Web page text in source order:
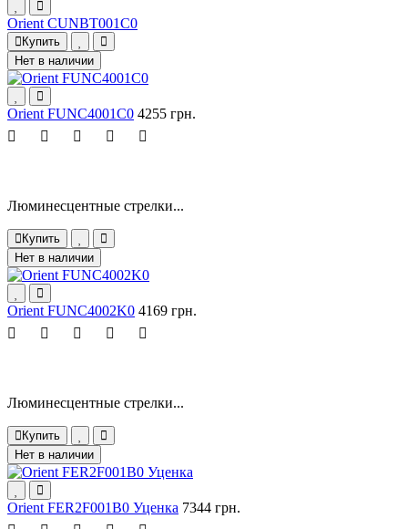
Orient CUNBT001C0
Купить
Нет в наличии
Orient FUNC4001C0 4255 грн.
Люминесцентные стрелки...
Купить
Нет в наличии
Orient FUNC4002K0 4169 грн.
Люминесцентные стрелки...
Купить
Нет в наличии
Orient FER2F001B0 Уценка 7344 грн.